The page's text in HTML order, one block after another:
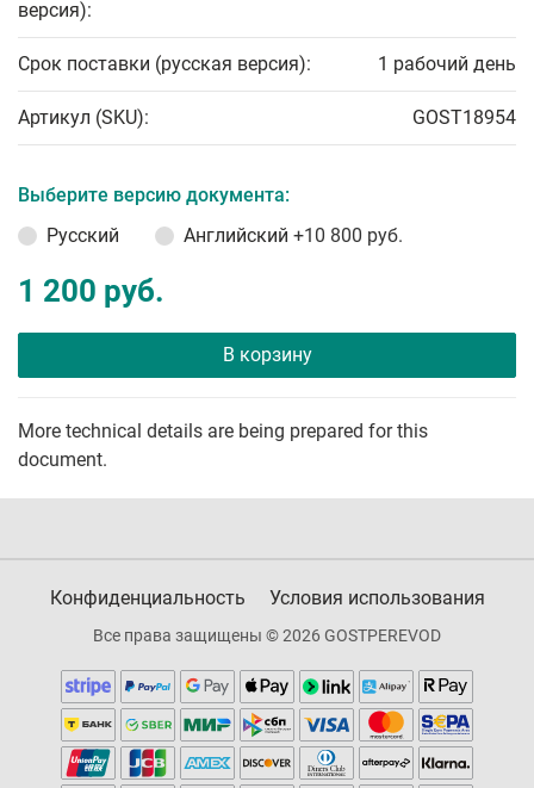
версия):
Срок поставки (русская версия): 1 рабочий день
Артикул (SKU): GOST18954
Выберите версию документа:
Русский
Английский +10 800 руб.
1 200 руб.
В корзину
More technical details are being prepared for this
document.
Конфиденциальность Условия использования
Все права защищены © 2026 GOSTPEREVOD